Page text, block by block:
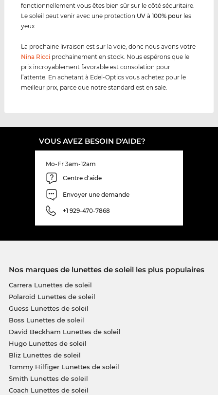
fonctionnellement vous êtes bien sûr sur le côté sécuritaire.
Le soleil peut venir avec une protection UV à100% pour les
yeux.
La prochaine livraison est sur la voie, donc nous avons votre
Nina Ricci prochainement en stock. Nous espérons que le
prix incroyablement favorable est consolation pour
l’attente. En achetant à Edel-Optics vous achetez pour le
meilleur prix, parce que notre standard est en sale.
VOUS AVEZ BESOIN D'AIDE?
Mo-Fr 3am-12am
Centre d'aide
Envoyer une demande
+1 929-470-7868
Nos marques de lunettes de soleil les plus populaires
Carrera Lunettes de soleil
Polaroid Lunettes de soleil
Guess Lunettes de soleil
Boss Lunettes de soleil
David Beckham Lunettes de soleil
Hugo Lunettes de soleil
Bliz Lunettes de soleil
Tommy Hilfiger Lunettes de soleil
Smith Lunettes de soleil
Coach Lunettes de soleil